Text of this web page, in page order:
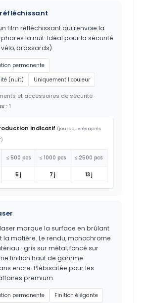
film réfléchissant qui renvoie la
la nuit. Idéal pour la sécurité
brassards).
permanente
(nuit)
Uniquement 1 couleur
et accessoires de sécurité ·
: 1
indicatif (jours ouvrés après
≤ 500 pcs ≤ 1000 pcs ≤ 2500 pcs
5 j 7 j 13 j
marque la surface en brûlant
la matière. Le rendu, monochrome
: gris sur métal, foncé sur
finition haut de gamme
encre. Plébiscitée pour les
premium.
permanente
Finition élégante